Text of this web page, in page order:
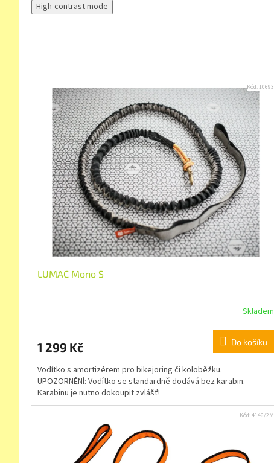
High-contrast mode
LUMAC Mono S
Skladem
1 299 Kč Do košíku
Vodítko s amortizérem pro bikejoring či koloběžku.
UPOZORNĚNÍ: Vodítko se standardně dodává bez karabin.
Karabinu je nutno dokoupit zvlášť!
Kód: 10693
Kód:4146/2M